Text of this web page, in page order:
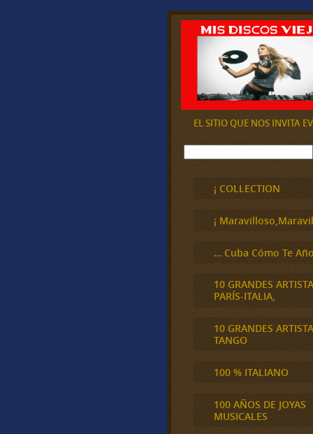
EL SITIO QUE NOS INVITA
B
u
¡ COLLECTION
¡
… Cuba Cómo Te
10 GRANDES
PARÍS-ITALIA,
10 GRANDES
TANGO
100 % ITALIANO
100 AÑOS DE JOYAS
MUSICALES